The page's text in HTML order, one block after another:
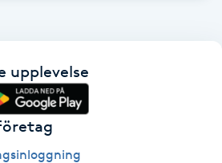
upplevelse